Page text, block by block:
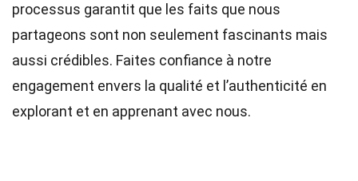
processus garantit que les faits que nous
partageons sont non seulement fascinants mais
aussi crédibles. Faites confiance à notre
engagement envers la qualité et l’authenticité en
explorant et en apprenant avec nous.